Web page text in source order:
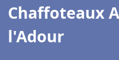
Chaffoteaux
l'Adour